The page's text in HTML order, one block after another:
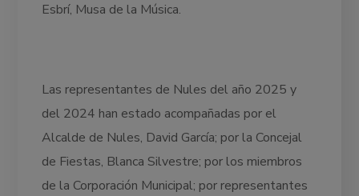
Esbrí, Musa de la Música.
Las representantes de Nules del año 2025 y
del 2024 han estado acompañadas por el
Alcalde de Nules, David García; por la Concejal
de Fiestas, Blanca Silvestre; por los miembros
de la Corporación Municipal; por representantes